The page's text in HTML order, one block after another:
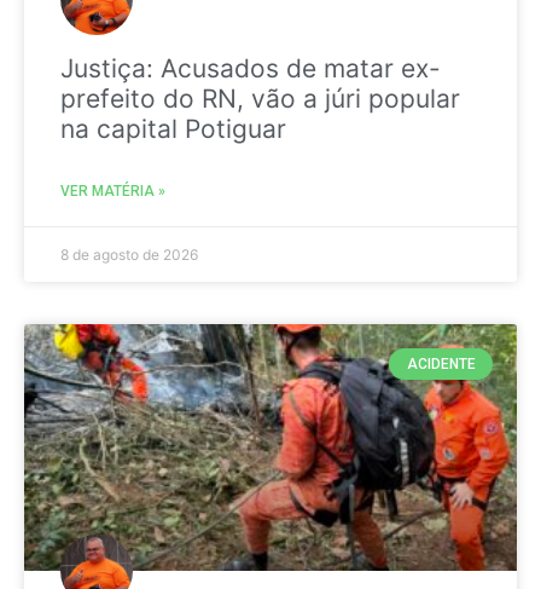
Justiça: Acusados de matar ex-
prefeito do RN, vão a júri popular
na capital Potiguar
VER MATÉRIA »
8 de agosto de 2026
ACIDENTE